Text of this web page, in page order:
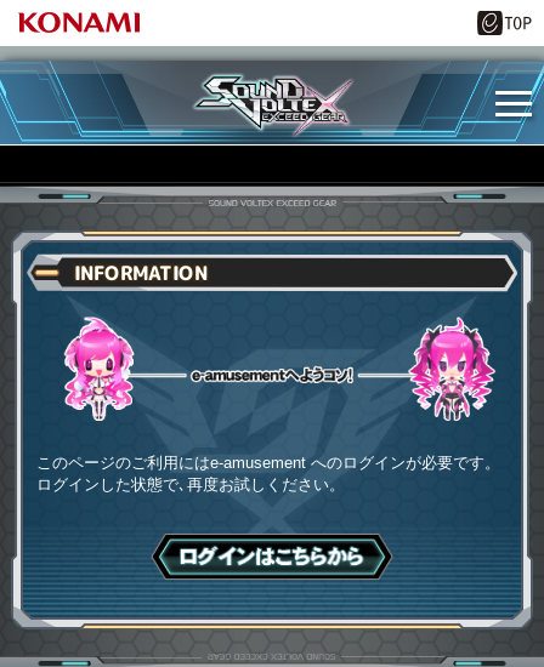
INFORMATION
このページのご利用にはe-amusement へのログインが必要です。
ログインした状態で､再度お試しください。
ログインはこちら